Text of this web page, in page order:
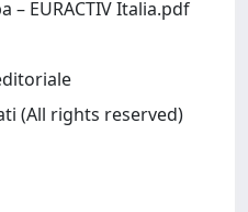
– EURACTIV Italia.pdf
(All rights reserved)